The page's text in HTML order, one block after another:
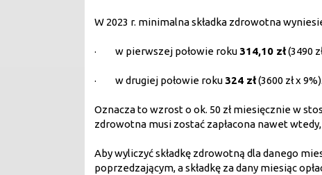
W 2023 r. minimalna składka zdrowotna
· w pierwszej połowie roku314,10 zł(3490
· w drugiej połowie roku324 zł(3600 zł x 9%).
Oznacza to wzrost o ok. 50 zł miesięcznie w
zdrowotna musi zostać zapłacona nawet
Aby wyliczyć składkę zdrowotną dla danego
poprzedzającym, a składkę za dany miesiąc